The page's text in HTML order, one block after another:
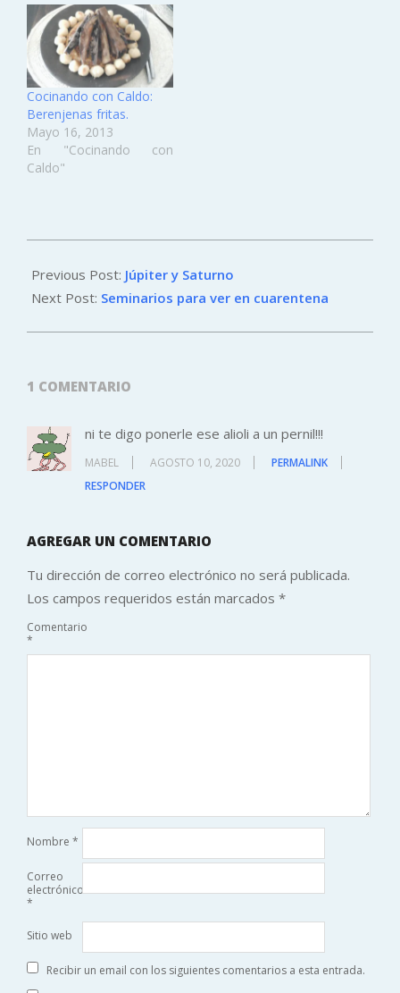
Cocinando con Caldo:
Berenjenas fritas.
Mayo 16, 2013
En "Cocinando con
Caldo"
08-
09
Previous Post: Júpiter y Saturno
Next Post: Seminarios para ver en cuarentena
1 COMENTARIO
ni te digo ponerle ese alioli a un pernil!!!
MABEL AGOSTO 10, 2020
PERMALINK
RESPONDER
AGREGAR UN COMENTARIO
Tu dirección de correo electrónico no será publicada.
Los campos requeridos están marcados *
Comentario
*
Nombre *
Correo
electrónico
*
Sitio web
Recibir un email con los siguientes comentarios a esta entrada.